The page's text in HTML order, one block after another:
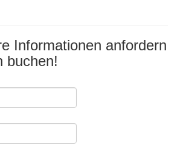
Informationen anfordern
buchen!